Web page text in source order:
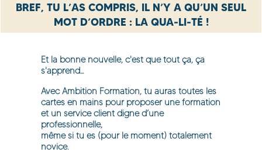
BREF, TU L’AS COMPRIS, IL N’Y A QU’UN SEUL
MOT D’ORDRE : LA QUA-LI-TÉ !
Et la bonne nouvelle, c'est que tout ça, ça
s'apprend...
Avec Ambition Formation, tu auras toutes les
cartes en mains pour proposer une formation
et un service client digne d’une
professionnelle,
même si tu es (pour le moment) totalement
novice.